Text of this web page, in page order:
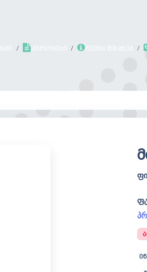
პირობები ჩვებს შესახებ